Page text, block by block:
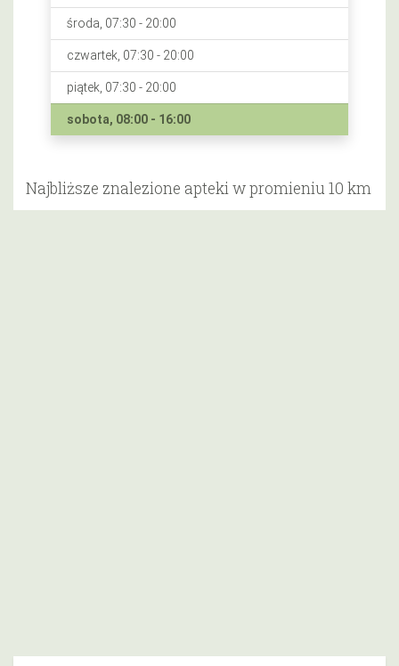
środa, 07:30 - 20:00
czwartek, 07:30 - 20:00
piątek, 07:30 - 20:00
sobota, 08:00 - 16:00
Najbliższe znalezione apteki w promieniu 10 km